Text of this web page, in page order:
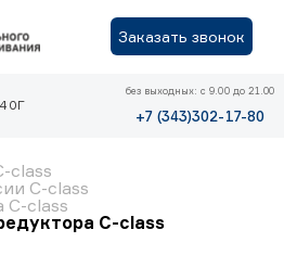
Заказать звонок
без выходных: с 9.00 до 21.00
+7 (343)302-17-80
class
C-class
C-class
C-class